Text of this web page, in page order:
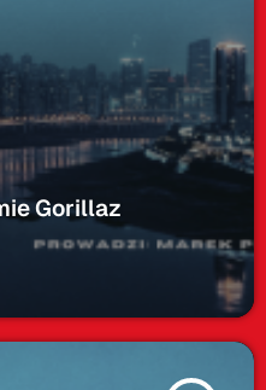
Gorillaz